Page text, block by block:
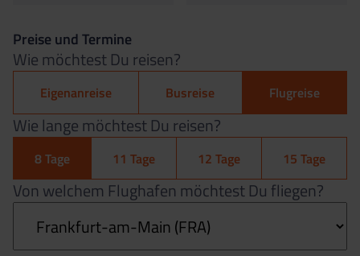
Preise und Termine
Wie möchtest Du reisen?
Eigenanreise Busreise Flugreise
Wie lange möchtest Du reisen?
8 Tage 11 Tage 12 Tage 15 Tage
Von welchem Flughafen möchtest Du fliegen?